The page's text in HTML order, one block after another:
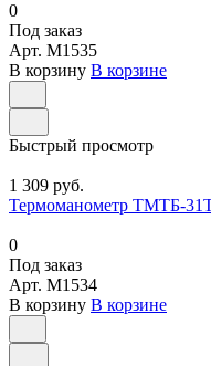
0
Под заказ
Арт. M1535
В корзину В корзине
Быстрый просмотр
1 309 руб.
Термоманометр ТМТБ-
0
Под заказ
Арт. M1534
В корзину В корзине